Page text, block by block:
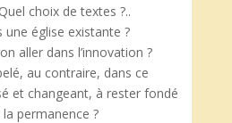
choix de textes ?..
une église existante ?
aller dans l’innovation ?
au contraire, dans ce
et changeant, à rester fondé
permanence ?